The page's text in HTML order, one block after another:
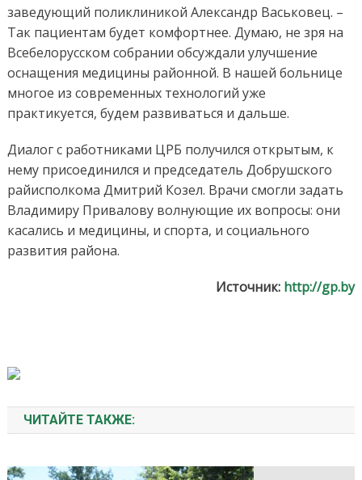
заведующий поликлиникой Александр Васьковец. –
Так пациентам будет комфортнее. Думаю, не зря на
Всебелорусском собрании обсуждали улучшение
оснащения медицины районной. В нашей больнице
многое из современных технологий уже
практикуется, будем развиваться и дальше.
Диалог с работниками ЦРБ получился открытым, к
нему присоединился и председатель Добрушского
райисполкома Дмитрий Козел. Врачи смогли задать
Владимиру Привалову волнующие их вопросы: они
касались и медицины, и спорта, и социального
развития района.
Источник: http://gp.by
ЧИТАЙТЕ ТАКЖЕ: